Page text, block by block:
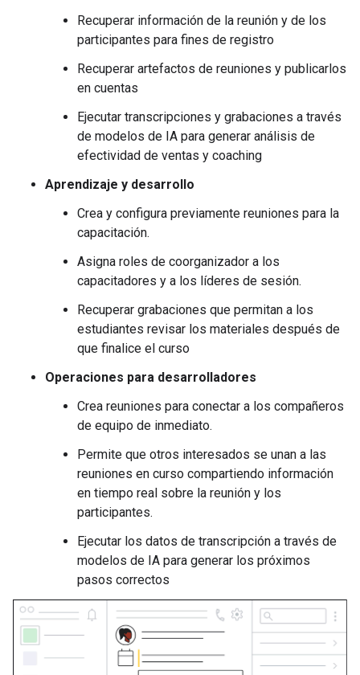
Recuperar información de la reunión y de los
participantes para fines de registro
Recuperar artefactos de reuniones y publicarlos
en cuentas
Ejecutar transcripciones y grabaciones a través
de modelos de IA para generar análisis de
efectividad de ventas y coaching
Aprendizaje y desarrollo
Crea y configura previamente reuniones para la
capacitación.
Asigna roles de coorganizador a los
capacitadores y a los líderes de sesión.
Recuperar grabaciones que permitan a los
estudiantes revisar los materiales después de
que finalice el curso
Operaciones para desarrolladores
Crea reuniones para conectar a los compañeros
de equipo de inmediato.
Permite que otros interesados se unan a las
reuniones en curso compartiendo información
en tiempo real sobre la reunión y los
participantes.
Ejecutar los datos de transcripción a través de
modelos de IA para generar los próximos
pasos correctos